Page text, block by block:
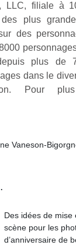
LLC, filiale à
plus
des
plus de
dans le
Pour plus
Vaneson-
Des idées de mise
scène pour les
d’anniversaire de
Des
trampolines
pour les
grands et
les petits !
Durant les
retour des
enfants
de…